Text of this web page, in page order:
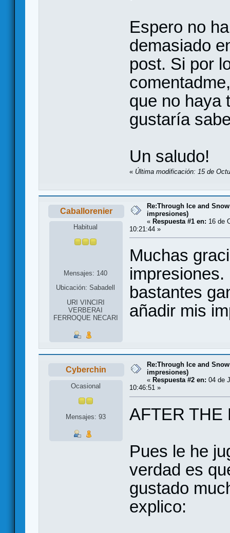
Espero no
demasiado
post. Si por
que no haya
gustaría
Un saludo!
« Última modificación: 15 de
Caballorenier
Habitual
Mensajes: 140
Ubicación: Sabadell
URI VINCIRI
VERBERAI
FERROQUE NECARI
Re:Through Ice and
impresiones)
« Respuesta #1 en: 16 de
10:21:44 »
Muchas
bastantes
añadir mis
Cyberchin
Ocasional
Mensajes: 93
Re:Through Ice and
impresiones)
« Respuesta #2 en: 04 de
10:46:51 »
AFTER THE
Pues le he
verdad es
gustado
explico: